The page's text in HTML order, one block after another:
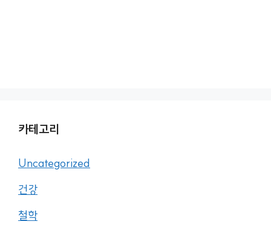
카테고리
Uncategorized
건강
철학